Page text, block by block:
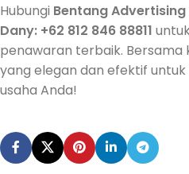
Hubungi Bentang Advertising
Dany: +62 812 846 88811
penawaran terbaik. Bersama
yang elegan dan efektif
usaha Anda!